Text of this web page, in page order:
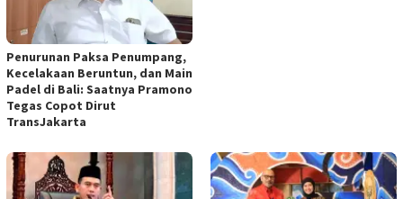
Penurunan Paksa Penumpang,
Kecelakaan Beruntun, dan Main
Padel di Bali: Saatnya Pramono
Tegas Copot Dirut
TransJakarta